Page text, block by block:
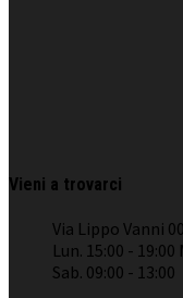
Vieni a trovarci
Via Lippo Vanni
Lun. 15:00 - 19:00
Sab. 09:00 - 13:00